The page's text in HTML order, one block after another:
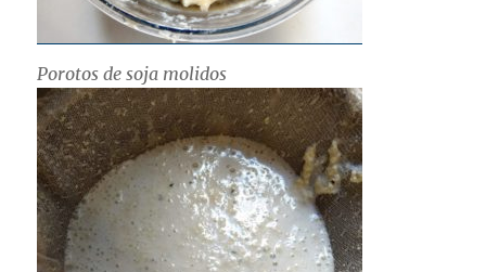
Porotos de soja molidos